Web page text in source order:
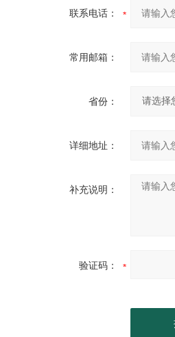
联系电话：
常用邮箱：
省份：
详细地址：
补充说明：
验证码：